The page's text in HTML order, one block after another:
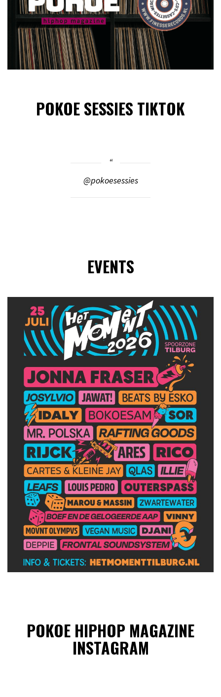
POKOE SESSIES TIKTOK
@pokoesessies
EVENTS
POKOE HIPHOP MAGAZINE
INSTAGRAM